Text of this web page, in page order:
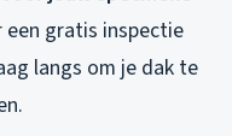
een gratis inspectie
langs om je dak te